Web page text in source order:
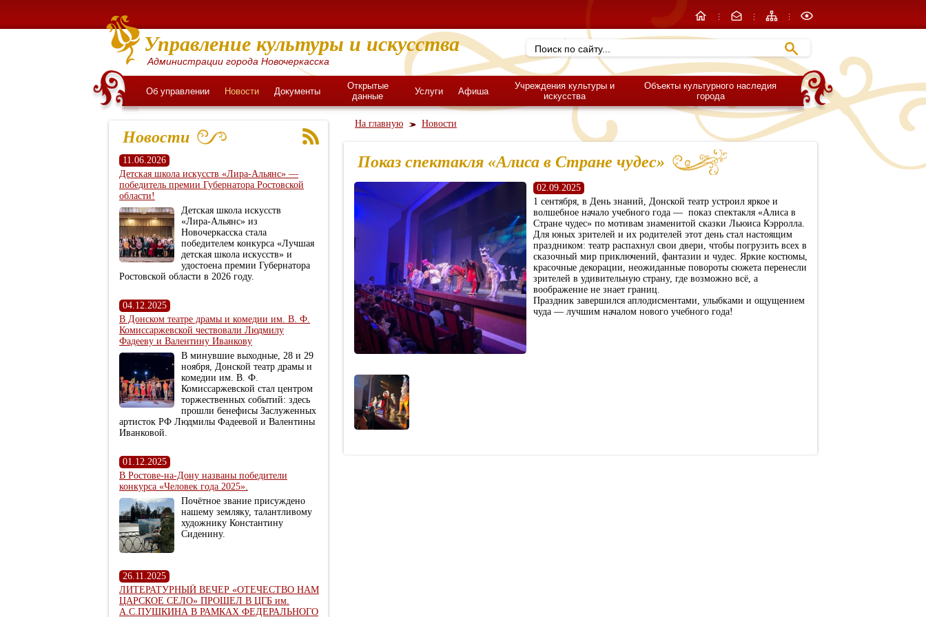
Управление культуры и искусства
Администрации города Новочеркасска
Об управлении Новости Документы
Открытые
данные
Услуги Афиша
Учреждения культуры и
искусства
Объекты культурного наследия
города
Новости
11.06.2026
Детская школа искусств «Лира‑Альянс» —
победитель премии Губернатора Ростовской
области!
Детская школа искусств
«Лира‑Альянс» из
Новочеркасска стала
победителем конкурса «Лучшая
детская школа искусств» и
удостоена премии Губернатора
Ростовской области в 2026 году.
04.12.2025
В Донском театре драмы и комедии им. В. Ф.
Комиссаржевской чествовали Людмилу
Фадееву и Валентину Иванкову
В минувшие выходные, 28 и 29
ноября, Донской театр драмы и
комедии им. В. Ф.
Комиссаржевской стал центром
торжественных событий: здесь
прошли бенефисы Заслуженных
артисток РФ Людмилы Фадеевой и Валентины
Иванковой.
01.12.2025
В Ростове-на-Дону названы победители
конкурса «Человек года 2025».
Почётное звание присуждено
нашему земляку, талантливому
художнику Константину
Сиденину.
26.11.2025
ЛИТЕРАТУРНЫЙ ВЕЧЕР «ОТЕЧЕСТВО НАМ
ЦАРСКОЕ СЕЛО» ПРОШЕЛ В ЦГБ им.
А.С.ПУШКИНА В РАМКАХ ФЕДЕРАЛЬНОГО
На главную Новости
Показ спектакля «Алиса в Стране чудес»
02.09.2025
1 сентября, в День знаний, Донской театр устроил яркое и
волшебное начало учебного года — показ спектакля «Алиса в
Стране чудес» по мотивам знаменитой сказки Льюиса Кэрролла.
Для юных зрителей и их родителей этот день стал настоящим
праздником: театр распахнул свои двери, чтобы погрузить всех в
сказочный мир приключений, фантазии и чудес. Яркие костюмы,
красочные декорации, неожиданные повороты сюжета перенесли
зрителей в удивительную страну, где возможно всё, а
воображение не знает границ.
Праздник завершился аплодисментами, улыбками и ощущением
чуда — лучшим началом нового учебного года!